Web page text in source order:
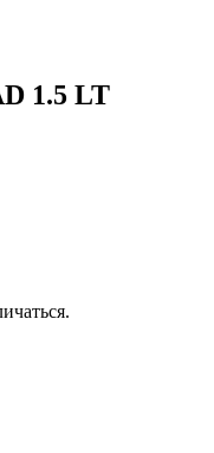
1.5 LT